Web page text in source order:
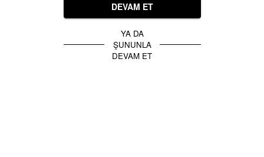
DEVAM ET
YA DA
ŞUNUNLA
DEVAM ET